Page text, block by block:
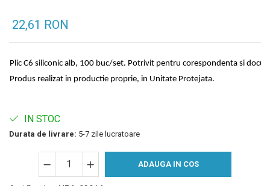
22,61 RON
Plic C6 siliconic alb, 100 buc/set. Potrivit pentru corespondenta si
Produs realizat in productie proprie, in Unitate Protejata.
IN STOC
Durata de livrare: 5-7 zile lucratoare
ADAUGA IN COS